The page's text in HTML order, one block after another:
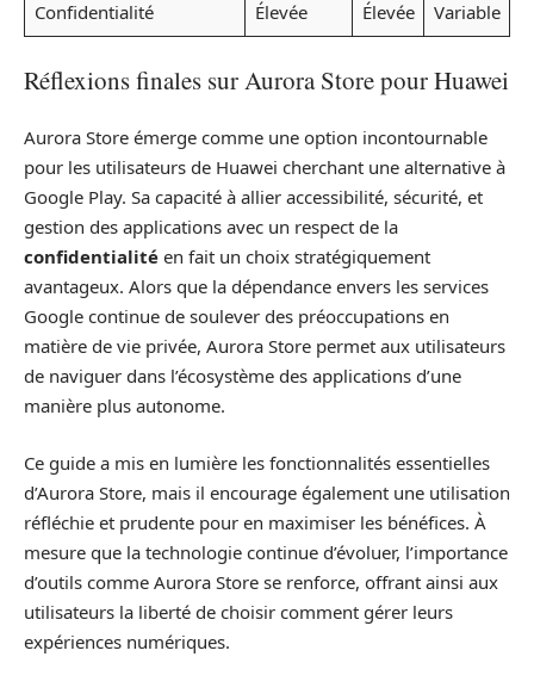
Confidentialité Élevée Élevée Variable
Réflexions finales sur Aurora Store pour Huawei
Aurora Store émerge comme une option incontournable
pour les utilisateurs de Huawei cherchant une alternative à
Google Play. Sa capacité à allier accessibilité, sécurité, et
gestion des applications avec un respect de la
confidentialité en fait un choix stratégiquement
avantageux. Alors que la dépendance envers les services
Google continue de soulever des préoccupations en
matière de vie privée, Aurora Store permet aux utilisateurs
de naviguer dans l’écosystème des applications d’une
manière plus autonome.
Ce guide a mis en lumière les fonctionnalités essentielles
d’Aurora Store, mais il encourage également une utilisation
réfléchie et prudente pour en maximiser les bénéfices. À
mesure que la technologie continue d’évoluer, l’importance
d’outils comme Aurora Store se renforce, offrant ainsi aux
utilisateurs la liberté de choisir comment gérer leurs
expériences numériques.